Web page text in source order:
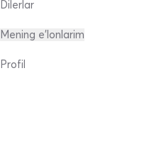
Dilerlar
Mening e'lonlarim
Profil